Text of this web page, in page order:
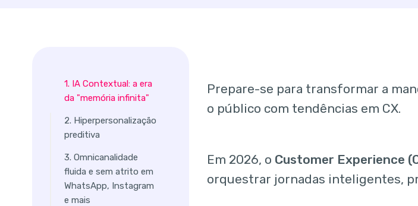
1. IA Contextual: a era
da "memória infinita"
2. Hiperpersonalização
preditiva
3. Omnicanalidade
fluida e sem atrito em
WhatsApp, Instagram
e mais
Prepare-se para transformar a
o público com tendências em CX.
Em 2026, o Customer Experience
orquestrar jornadas inteligentes,